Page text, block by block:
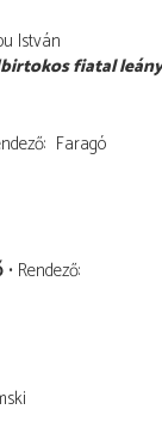
István
fiatal
Faragó
Rendező